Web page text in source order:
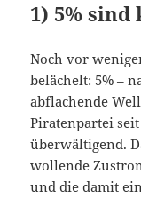
1) 5%
Noch vor
belächelt: 5% –
abflachende
Piratenpartei
überwältigend.
wollende
und die damit